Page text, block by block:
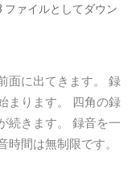
ファイルとしてダウン
面に出てきます。 録
まります。 四角の録
続きます。 録音を一
間は無制限です。